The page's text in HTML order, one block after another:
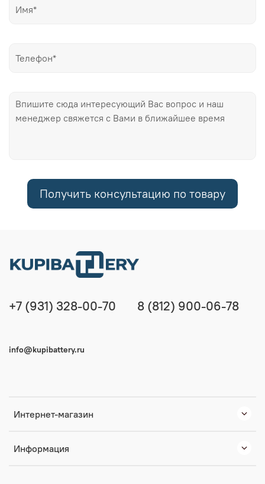
Получить консультацию по товару
Интернет-магазин
Информация
+7 (931) 328-00-70 8 (812) 900-06-78
info@kupibattery.ru